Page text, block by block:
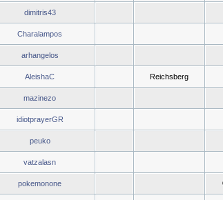
dimitris43
Charalampos
arhangelos
AleishaC Reichsberg
mazinezo
idiotprayerGR
peuko
vatzalasn
pokemonone